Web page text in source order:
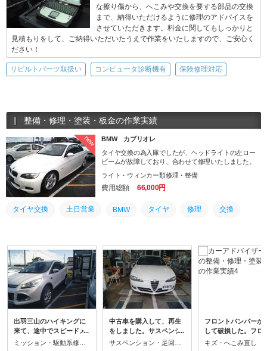
な擦り傷から、へこみや交換を要する部品の交換
まで、納得いただけるように修理のアドバイスを
させていただきます。料金に関してもしっかりと
見積もりをして、ご納得いただいたうえで作業をいたしますので、ご安心く
ださい！
リビルトパーツ取扱い コンピュータ診断機有 保険修理対応
整備・修理・塗装・板金の作業実績
new
BMW カブリオレ
タイヤ交換の為入庫でしたが、ヘッドライトの左ロー
ビームが故障しており、合わせて修理いたしました。
ライト・ウィンカー類修理・整備
費用総額 66,000円
タイヤ交換 土日営業 BMW タイヤ 修理 交換
出羽三山のハイキングに
来て、途中でスピードメ
ーターが動かなくなり、
中古車を購入して、再生
をしました。サスペンシ
ョンの交換・タイヤの交
フロントバンパーが
して破損した。フロ
バンパーを交換する
キズ・へこみ直し